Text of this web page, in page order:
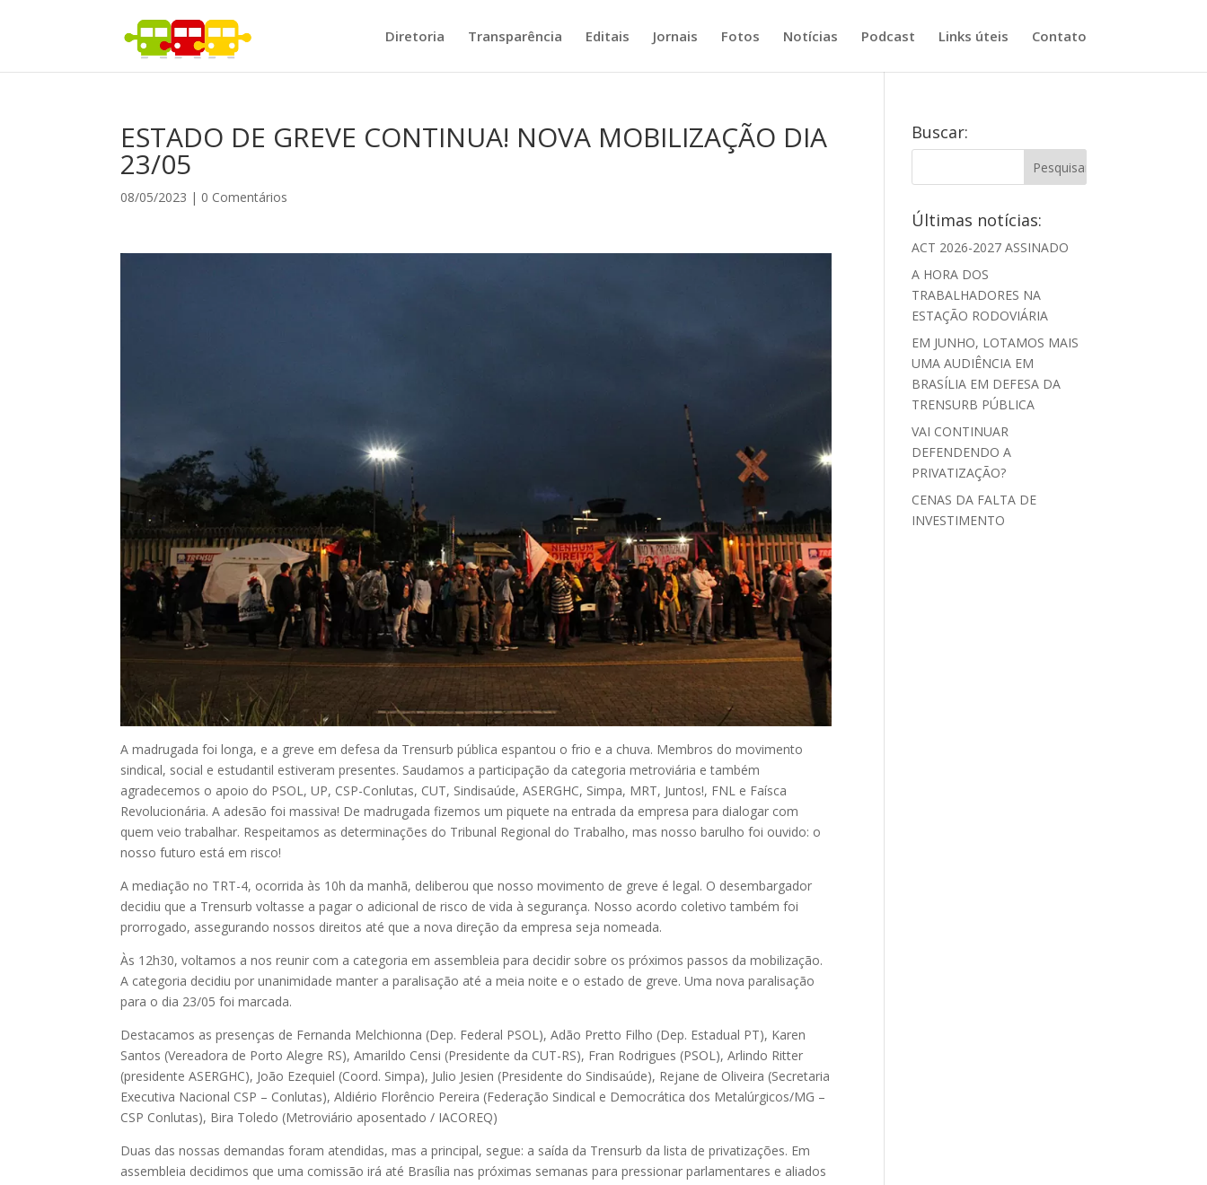
Diretoria Transparência Editais Jornais Fotos Notícias Podcast Links úteis Contato
ESTADO DE GREVE CONTINUA! NOVA MOBILIZAÇÃO DIA
23/05
08/05/2023 | 0 Comentários
A madrugada foi longa, e a greve em defesa da Trensurb pública espantou o frio e a chuva. Membros do movimento
sindical, social e estudantil estiveram presentes. Saudamos a participação da categoria metroviária e também
agradecemos o apoio do PSOL, UP, CSP-Conlutas, CUT, Sindisaúde, ASERGHC, Simpa, MRT, Juntos!, FNL e Faísca
Revolucionária. A adesão foi massiva! De madrugada fizemos um piquete na entrada da empresa para dialogar com
quem veio trabalhar. Respeitamos as determinações do Tribunal Regional do Trabalho, mas nosso barulho foi ouvido: o
nosso futuro está em risco!
A mediação no TRT-4, ocorrida às 10h da manhã, deliberou que nosso movimento de greve é legal. O desembargador
decidiu que a Trensurb voltasse a pagar o adicional de risco de vida à segurança. Nosso acordo coletivo também foi
prorrogado, assegurando nossos direitos até que a nova direção da empresa seja nomeada.
Às 12h30, voltamos a nos reunir com a categoria em assembleia para decidir sobre os próximos passos da mobilização.
A categoria decidiu por unanimidade manter a paralisação até a meia noite e o estado de greve. Uma nova paralisação
para o dia 23/05 foi marcada.
Destacamos as presenças de Fernanda Melchionna (Dep. Federal PSOL), Adão Pretto Filho (Dep. Estadual PT), Karen
Santos (Vereadora de Porto Alegre RS), Amarildo Censi (Presidente da CUT-RS), Fran Rodrigues (PSOL), Arlindo Ritter
(presidente ASERGHC), João Ezequiel (Coord. Simpa), Julio Jesien (Presidente do Sindisaúde), Rejane de Oliveira (Secretaria
Executiva Nacional CSP – Conlutas), Aldiério Florêncio Pereira (Federação Sindical e Democrática dos Metalúrgicos/MG –
CSP Conlutas), Bira Toledo (Metroviário aposentado / IACOREQ)
Duas das nossas demandas foram atendidas, mas a principal, segue: a saída da Trensurb da lista de privatizações. Em
assembleia decidimos que uma comissão irá até Brasília nas próximas semanas para pressionar parlamentares e aliados
Buscar:
Últimas notícias:
ACT 2026-2027 ASSINADO
A HORA DOS
TRABALHADORES NA
ESTAÇÃO RODOVIÁRIA
EM JUNHO, LOTAMOS MAIS
UMA AUDIÊNCIA EM
BRASÍLIA EM DEFESA DA
TRENSURB PÚBLICA
VAI CONTINUAR
DEFENDENDO A
PRIVATIZAÇÃO?
CENAS DA FALTA DE
INVESTIMENTO